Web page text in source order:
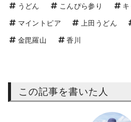
うどん
こんぴら参り
マイントピア
上田うどん
金毘羅山
香川
この記事を書いた人